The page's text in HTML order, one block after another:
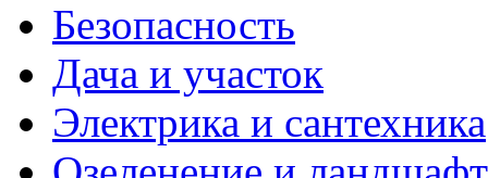
Безопасность
Дача и участок
Электрика и сантехника